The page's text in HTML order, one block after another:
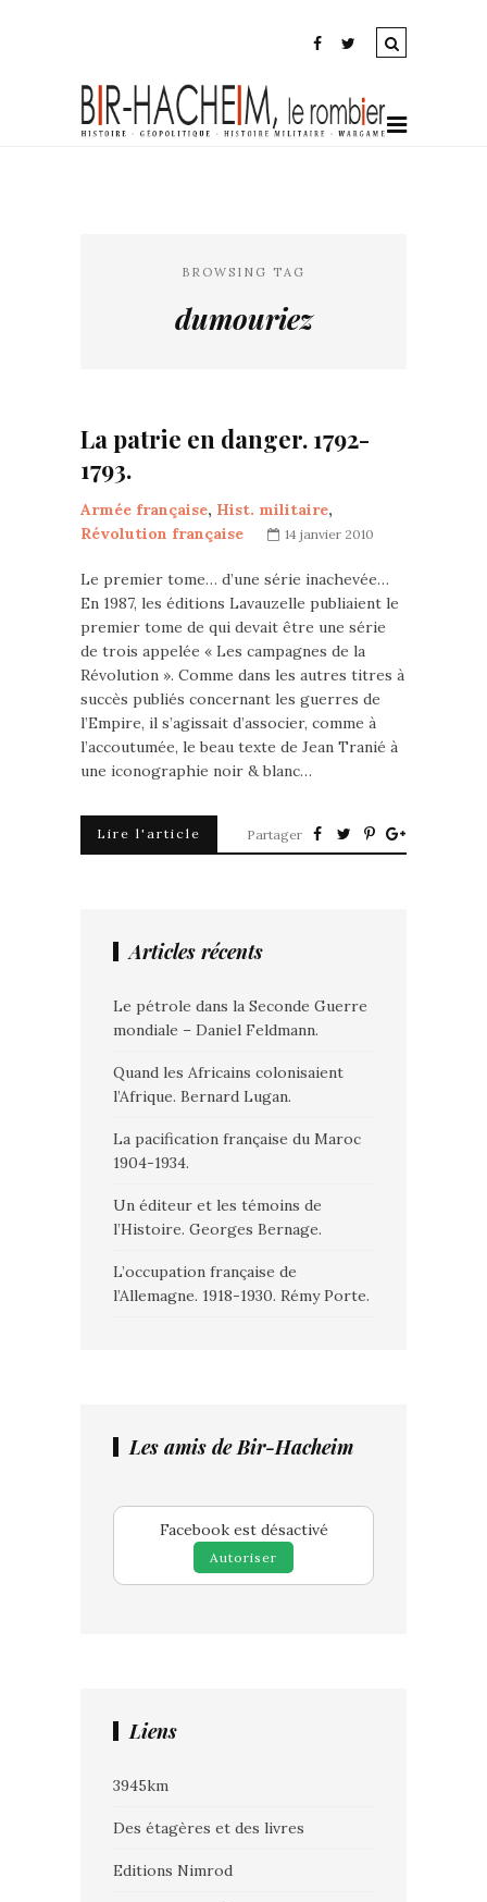
BROWSING TAG
dumouriez
La patrie en danger. 1792-
1793.
Armée française, Hist. militaire,
Révolution française
14 janvier 2010
Le premier tome… d’une série inachevée…
En 1987, les éditions Lavauzelle publiaient le
premier tome de qui devait être une série
de trois appelée « Les campagnes de la
Révolution ». Comme dans les autres titres à
succès publiés concernant les guerres de
l’Empire, il s’agissait d’associer, comme à
l’accoutumée, le beau texte de Jean Tranié à
une iconographie noir & blanc…
Lire l'article Partager
Articles récents
Le pétrole dans la Seconde Guerre
mondiale – Daniel Feldmann.
Quand les Africains colonisaient
l’Afrique. Bernard Lugan.
La pacification française du Maroc
1904-1934.
Un éditeur et les témoins de
l’Histoire. Georges Bernage.
L’occupation française de
l’Allemagne. 1918-1930. Rémy Porte.
Les amis de Bir-Hacheim
Facebook est désactivé
Autoriser
Liens
3945km
Des étagères et des livres
Editions Nimrod